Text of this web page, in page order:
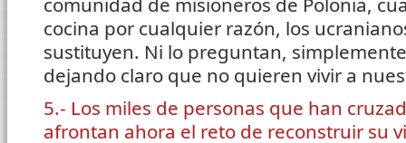
cocina por cualquier razón, los
sustituyen. Ni lo preguntan,
dejando claro que no quieren vivir a
5.- Los miles de personas que han
afrontan ahora el reto de reconstruir su